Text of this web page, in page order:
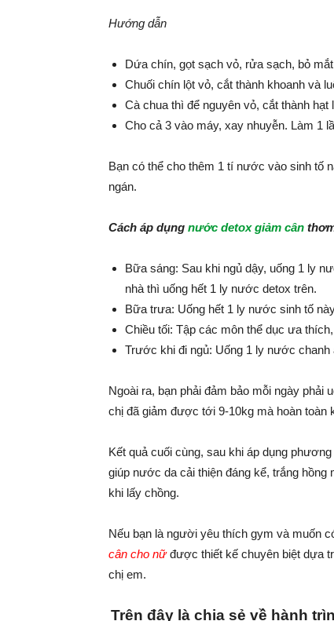
Hướng dẫn
Dứa chín, gọt sạch vỏ, rửa sạch, bỏ
Chuối chín lột vỏ, cắt thành khoanh và
Cà chua thì để nguyên vỏ, cắt thành hạt
Cho cả 3 vào máy, xay nhuyễn. Làm 1
Bạn có thể cho thêm 1 tí nước vào sinh tố
ngán.
Cách áp dụng nước detox giảm cân
Bữa sáng: Sau khi ngủ dậy, uống 1 ly
nhà thì uống hết 1 ly nước detox trên.
Bữa trưa: Uống hết 1 ly nước sinh tố
Chiều tối: Tập các môn thể dục ưa
Trước khi đi ngủ: Uống 1 ly nước
Ngoài ra, bạn phải đảm bảo mỗi ngày phải
chị đã giảm được tới 9-10kg mà hoàn toàn
Kết quả cuối cùng, sau khi áp dụng
giúp nước da cải thiện đáng kể, trắng
khi lấy chồng.
Nếu bạn là người yêu thích gym và muốn
cân cho nữđược thiết kế chuyên biệt dựa
chị em.
Trên đây là chia sẻ về hành